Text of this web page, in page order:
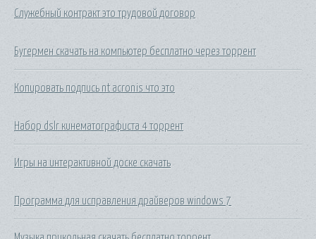
Служебный контракт это трудовой договор
Бугермен скачать на компьютер бесплатно через торрент
Копировать подпись nt acronis что это
Набор dslr кинематографиста 4 торрент
Игры на интерактивной доске скачать
Программа для исправления драйверов windows 7